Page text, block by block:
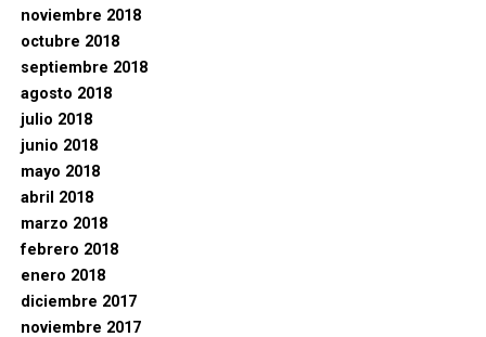
noviembre 2018
octubre 2018
septiembre 2018
agosto 2018
julio 2018
junio 2018
mayo 2018
abril 2018
marzo 2018
febrero 2018
enero 2018
diciembre 2017
noviembre 2017